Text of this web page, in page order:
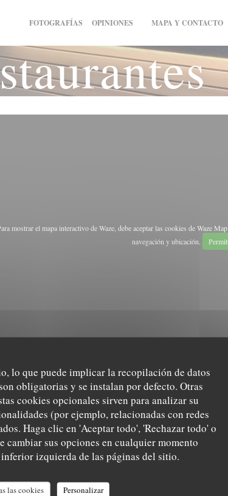
lo que puede implicar la recopilación de datos
obligatorias y se instalan por defecto. Otras
cookies opcionales sirven para analizar su
(por ejemplo, relacionadas con redes
Haga clic en 'Aceptar todo', 'Rechazar todo' o
cambiar sus opciones en cualquier momento
izquierda de las páginas del sitio.
las cookies
Personalizar
FOTOGRAFÍAS OPINIONES
((ABRE EN UNA
MAPA Y CONTACTO
mostrar el mapa interactivo de Waze, debe aceptar las cookies de Waze
navegación y ubicación.
Tournai((abre en una nueva ventana))